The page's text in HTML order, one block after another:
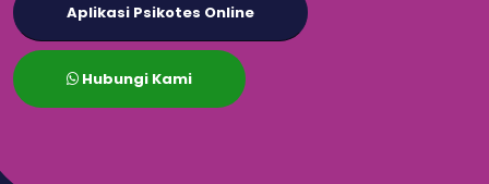
Aplikasi Psikotes Online
Hubungi Kami